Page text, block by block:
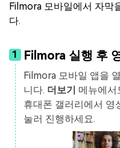
Filmora 모바일에서 자막
다.
1 Filmora 실행 후
Filmora 모바일 앱을
니다. 더보기 메뉴에서
휴대폰 갤러리에서 영
눌러 진행하세요.